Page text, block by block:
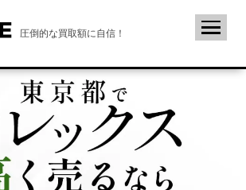
圧倒的な買取額に自信！